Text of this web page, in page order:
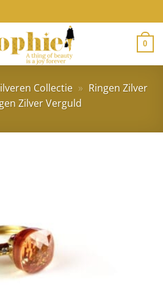
0
Collectie » Ringen Zilver
Zilver Verguld